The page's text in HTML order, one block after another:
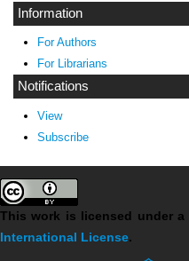
Information
For Authors
For Librarians
Notifications
View
Subscribe
This work is licensed under a
International License.